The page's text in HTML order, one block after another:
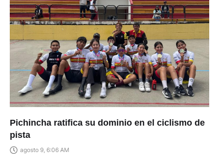
Pichincha ratifica su dominio en el ciclismo de
pista
agosto 9, 6:06 AM